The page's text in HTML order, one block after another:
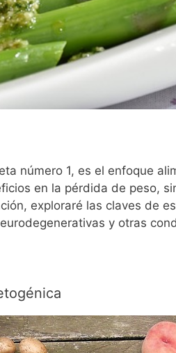
número 1, es el enfoque
en la pérdida de peso,
exploraré las claves de
y otras